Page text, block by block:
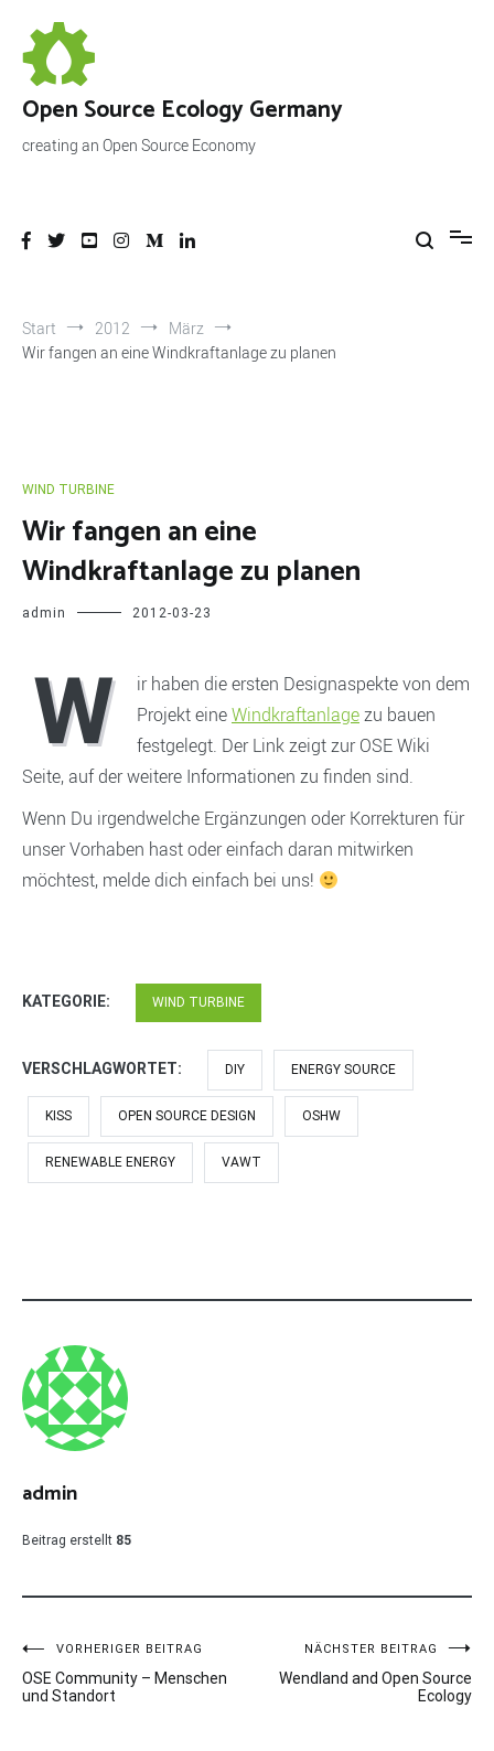
Inhalt
springen
Open Source Ecology Germany
creating an Open Source Economy
Start 2012
März
Wir fangen an eine Windkraftanlage zu planen
WIND TURBINE
Wir fangen an eine
Windkraftanlage zu planen
admin 2012-03-23
W
ir haben die ersten Designaspekte von dem
Projekt eineWindkraftanlagezu bauen
festgelegt. Der Link zeigt zur OSE Wiki
Seite, auf der weitere Informationen zu finden sind.
Wenn Du irgendwelche Ergänzungen oder Korrekturen für
unser Vorhaben hast oder einfach daran mitwirken
möchtest, melde dich einfach bei uns!
KATEGORIE: WIND TURBINE
VERSCHLAGWORTET: DIY ENERGY SOURCE
KISS OPEN SOURCE DESIGN OSHW
RENEWABLE ENERGY VAWT
admin
Beitrag erstellt 85
Beitragsnavigation
VORHERIGER BEITRAG
OSE Community – Menschen
und Standort
NÄCHSTER BEITRAG
Wendland and Open Source
Ecology